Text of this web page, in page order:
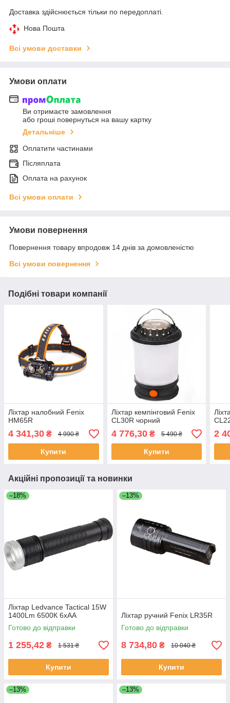
Доставка здійснюється тільки по передоплаті.
Нова Пошта
Всі умови доставки
Умови оплати
Ви отримаєте замовлення
або гроші повернуться на вашу картку
Детальніше
Оплатити частинами
Післяплата
Оплата на рахунок
Всі умови оплати
Умови повернення
Повернення товару впродовж 14 днів за домовленістю
Всі умови повернення
Подібні товари компанії
Ліхтар налобний Fenix
HM65R
4 341,30 ₴ 4 990 ₴
Купити
Ліхтар кемпінговий Fenix
CL30R чорний
4 776,30₴ 5 490 ₴
Купити
2
Акційні пропозиції та новинки
–18%
Ліхтар Ledvance Tactical 15W
1400Lm 6500К 6xAA
Готово до відправки
1 255,42 ₴ 1 531 ₴
Купити
–13%
Ліхтар ручний Fenix LR35R
Готово до відправки
8 734,80 ₴ 10 040 ₴
Купити
–13% –13%